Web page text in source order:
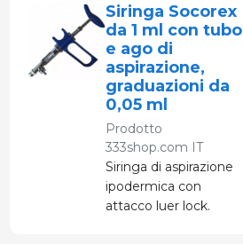
dalla bottiglia.
Siringa Socorex
da 1 ml con tubo
e ago di
aspirazione,
graduazioni da
0,05 ml
Prodotto
333shop.com IT
Siringa di aspirazione
ipodermica con
attacco luer lock.